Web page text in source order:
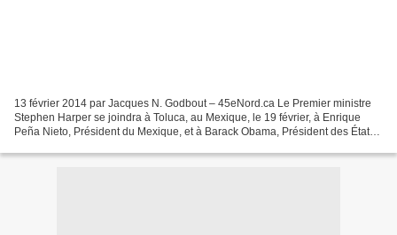
13 février 2014 par Jacques N. Godbout – 45eNord.ca Le Premier ministre
Stephen Harper se joindra à Toluca, au Mexique, le 19 février, à Enrique
Peña Nieto, Président du Mexique, et à Barack Obama, Président des États